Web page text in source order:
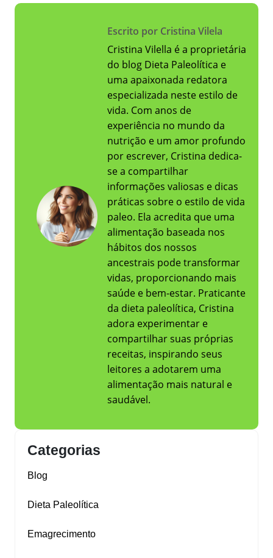
Escrito por Cristina Vilela
Cristina Vilella é a proprietária
do blog Dieta Paleolítica e
uma apaixonada redatora
especializada neste estilo de
vida. Com anos de
experiência no mundo da
nutrição e um amor profundo
por escrever, Cristina dedica-
se a compartilhar
informações valiosas e dicas
práticas sobre o estilo de vida
paleo. Ela acredita que uma
alimentação baseada nos
hábitos dos nossos
ancestrais pode transformar
vidas, proporcionando mais
saúde e bem-estar. Praticante
da dieta paleolítica, Cristina
adora experimentar e
compartilhar suas próprias
receitas, inspirando seus
leitores a adotarem uma
alimentação mais natural e
saudável.
Categorias
Blog
Dieta Paleolítica
Emagrecimento